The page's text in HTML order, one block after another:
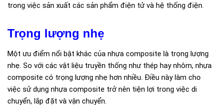
trong việc sản xuất các sản phẩm điện tử và hệ thống điện.
Trọng lượng nhẹ
Một ưu điểm nổi bật khác của nhựa composite là trọng lượng
nhẹ. So với các vật liệu truyền thống như thép hay nhôm, nhựa
composite có trọng lượng nhẹ hơn nhiều. Điều này làm cho
việc sử dụng nhựa composite trở nên tiện lợi trong việc di
chuyển, lắp đặt và vận chuyển.